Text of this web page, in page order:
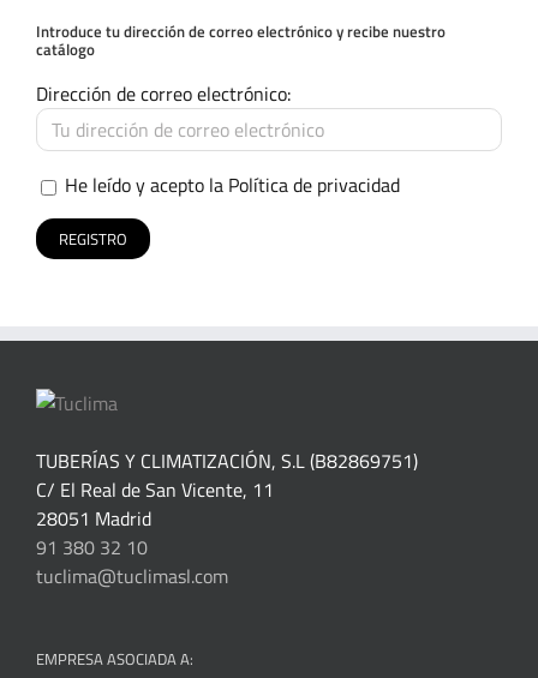
Introduce tu dirección de correo electrónico y recibe nuestro
catálogo
Dirección de correo electrónico:
He leído y acepto la Política de privacidad
TUBERÍAS Y CLIMATIZACIÓN, S.L (B82869751)
C/ El Real de San Vicente, 11
28051 Madrid
91 380 32 10
tuclima@tuclimasl.com
EMPRESA ASOCIADA A: